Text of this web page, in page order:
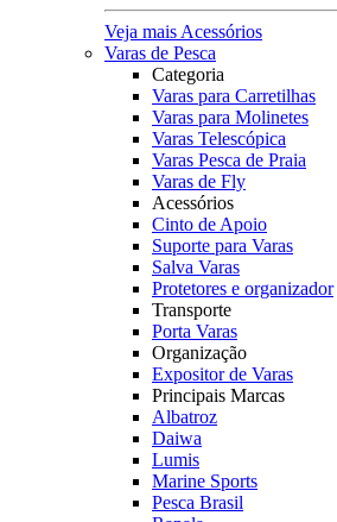
Veja mais Acessórios
Varas de Pesca
Categoria
Varas para Carretilhas
Varas para Molinetes
Varas Telescópica
Varas Pesca de Praia
Varas de Fly
Acessórios
Cinto de Apoio
Suporte para Varas
Salva Varas
Protetores e organizador
Transporte
Porta Varas
Organização
Expositor de Varas
Principais Marcas
Albatroz
Daiwa
Lumis
Marine Sports
Pesca Brasil